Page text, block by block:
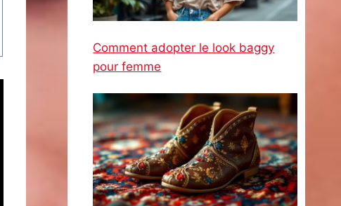
Comment adopter le look baggy
pour femme